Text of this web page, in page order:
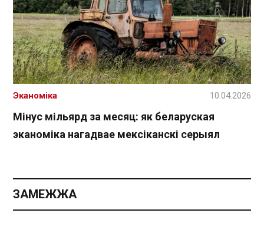
Мінус мільярд за месяц: як беларуская
эканоміка нагадвае мексіканскі серыял
Эканоміка 10.04.2026
ЗАМЕЖЖА